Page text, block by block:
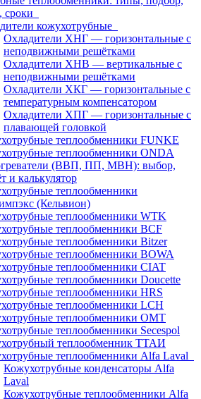
сроки
кожухотрубные
Охладители ХНГ — горизонтальные с
неподвижными решётками
Охладители ХНВ — вертикальные с
неподвижными решётками
Охладители ХКГ — горизонтальные с
температурным компенсатором
Охладители ХПГ — горизонтальные с
плавающей головкой
теплообменники FUNKE
теплообменники ONDA
(ВВП, ПП, МВН): выбор,
и калькулятор
теплообменники
(Кельвион)
теплообменники WTK
теплообменники BCF
теплообменники Bitzer
теплообменники BOWA
теплообменники CIAT
теплообменники Doucette
теплообменники HRS
теплообменники LCH
теплообменники OMT
теплообменники Secespol
теплообменник ТТАИ
теплообменники Alfa Laval
Кожухотрубные конденсаторы Alfa
Laval
Кожухотрубные теплообменники Alfa